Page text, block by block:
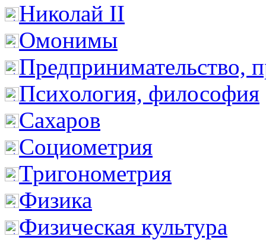
Николай II
Омонимы
Предпринимательство,
Психология, философия
Сахаров
Социометрия
Тригонометрия
Физика
Физическая культура